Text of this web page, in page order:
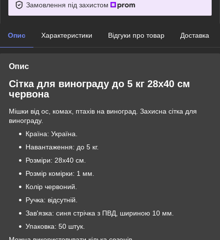
Замовлення під захистом
Опис Характеристики Відгуки про товар Доставка
Опис
Сітка для винограду до 5 кг 28х40 см
червона
Мішки від ос, комах, птахів на виноград. Захисна сітка для
винограду.
Країна: Україна.
Навантаження: до 5 кг.
Розміри: 28х40 см.
Розмір комірки: 1 мм.
Колір червоний.
Ручка: відсутній.
Зав'язка: синя стрічка з ПВД, шириною 10 мм.
Упаковка: 50 штук.